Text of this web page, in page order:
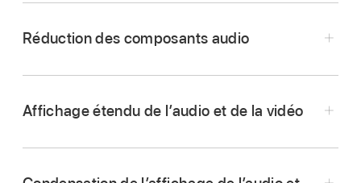
Sélectionnez
Réduction des composants audio
Sélectionnezsoit le plan, soit l’un de ses
Affichage étendu de l’audio et de la vidéo